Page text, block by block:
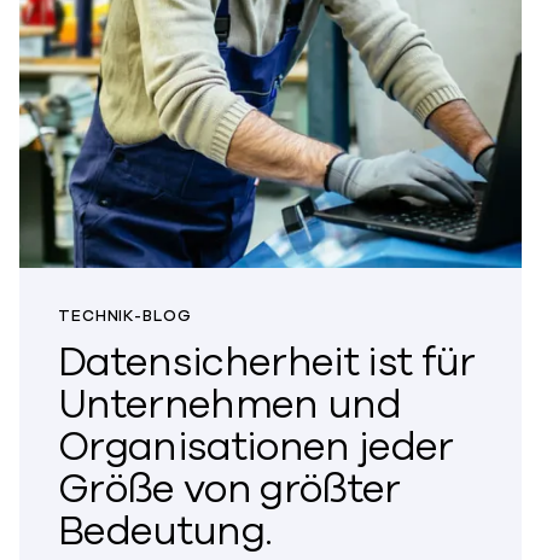
TECHNIK-BLOG
Datensicherheit ist für
Unternehmen und
Organisationen jeder
Größe von größter
Bedeutung.